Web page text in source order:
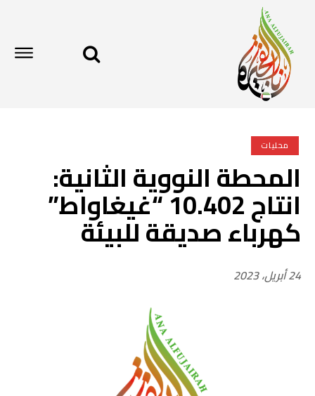
محليات
المحطة النووية الثانية:
انتاج 10.402 “غيغاواط”
كهرباء صديقة للبيئة
24 أبريل، 2023